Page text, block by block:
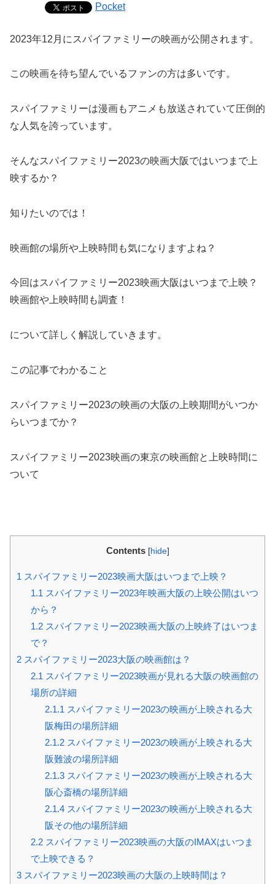
Pocket
2023年12月にスパイファミリーの映画が公開されます。
この映画を待ち望んでいるファンの方は多いです。
スパイファミリーは漫画もアニメも放送されていて圧倒的
な人気を誇っています。
そんなスパイファミリー2023の映画大阪ではいつまで上
映するか？
知りたいのでは！
映画館の場所や上映時間も気になりますよね？
今回はスパイファミリー2023映画大阪はいつまで上映？
映画館や上映時間も調査！
について詳しく解説していきます。
この記事でわかること
スパイファミリー2023の映画の大阪の上映期間がいつか
らいつまでか？
スパイファミリー2023映画の東京の映画館と上映時間に
ついて
Contents [hide]
1 スパイファミリー2023映画大阪はいつまで上映？
1.1 スパイファミリー2023年映画大阪の上映公開はいつ
から？
1.2スパイファミリー2023映画大阪の上映終了はいつま
で？
2 スパイファミリー2023大阪の映画館は？
2.1 スパイファミリー2023映画が見れる大阪の映画館の
場所の詳細
2.1.1 スパイファミリー2023の映画が上映される大
阪梅田の場所詳細
2.1.2スパイファミリー2023の映画が上映される大
阪難波の場所詳細
2.1.3スパイファミリー2023の映画が上映される大
阪心斎橋の場所詳細
2.1.4スパイファミリー2023の映画が上映される大
阪その他の場所詳細
2.2スパイファミリー2023映画の大阪のIMAXはいつま
で上映できる？
3 スパイファミリー2023映画の大阪の上映時間は？